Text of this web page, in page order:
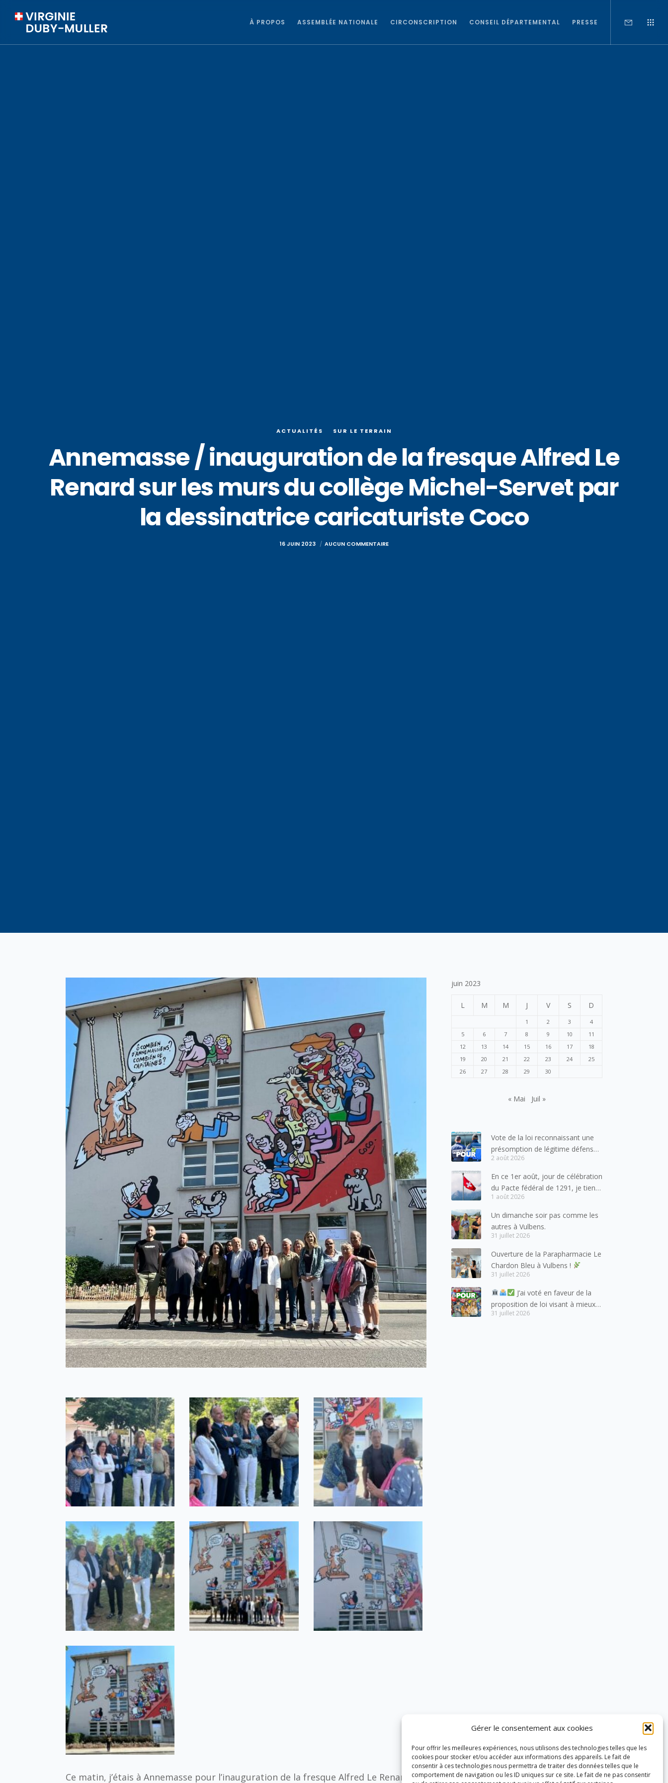
Gérer le consentement aux cookies
Pour offrir les meilleures expériences, nous utilisons des technologies telles que les
cookies pour stocker et/ou accéder aux informations des appareils. Le fait de
consentir à ces technologies nous permettra de traiter des données telles que le
comportement de navigation ou les ID uniques sur ce site. Le fait de ne pas consentir
À PROPOS ASSEMBLÉE NATIONALE CIRCONSCRIPTION CONSEIL DÉPARTEMENTAL PRESSE
ACTUALITÉS SUR LE TERRAIN
Annemasse / inauguration de la fresque Alfred Le
Renard sur les murs du collège Michel-Servet par
la dessinatrice caricaturiste Coco
16 JUIN 2023 AUCUN COMMENTAIRE
Ce matin, j’étais à Annemasse pour l’inauguration de la fresque Alfred Le Renard sur
juin 2023
L M M J V S D
1 2 3
4
5
6 7 8 9 10
11
12
13 14 15 16 17
18
19
20 21 22 23 24
25
26
27 28 29 30
« Mai Juil »
Vote de la loi reconnaissant une
présomption de légitime défense
pour les forces de l’ordre
2 août 2026
En ce 1er août, jour de célébration
du Pacte fédéral de 1291, je tiens
à adresser mes meilleures
salutations à nos voisins et amis
suisses, et plus particulièrement
aux habitants du bassin genevois
lesquels la Haute-Savoie
entretient des liens étroits et
quotidiens.
1 août 2026
Un dimanche soir pas comme les
autres à Vulbens.
31 juillet 2026
Ouverture de la Parapharmacie Le
Chardon Bleu à Vulbens !
31 juillet 2026
J’ai voté en faveur de la
proposition de loi visant à mieux
protéger les mineurs des risques
31 juillet 2026